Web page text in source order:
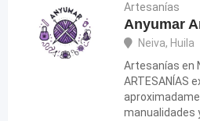
Artesanías
Anyumar
Neiva, Huila
Artesanías en
ARTESANÍAS
manualidades